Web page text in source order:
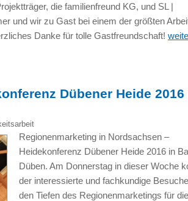
die familienfreund KG, und SL |
und wir zu Gast bei einem der größten
Danke für tolle Gastfreundschaft!
Dübener Heide 2016
Regionenmarketing in Nordsachsen –
Heidekonferenz Dübener Heide 2016 in
Düben. Am Donnerstag in dieser Woche
der interessierte und fachkundige
den Tiefen des Regionenmarketings für die